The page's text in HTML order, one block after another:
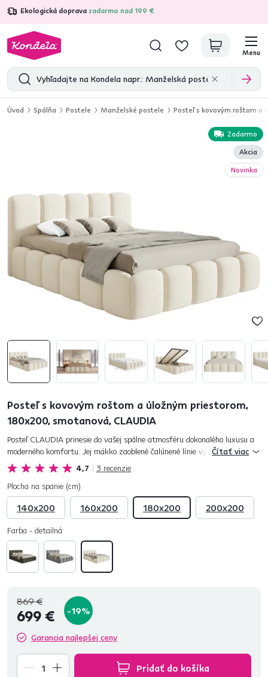
Ekologická doprava zadarmo nad 199 €
4,7 31 285overených produktových recenzií
Menu
Úvod Spálňa Postele Manželské postele Posteľ s kovovým roštom a
Zadarmo
Akcia
Novinka
Posteľ s kovovým roštom a úložným priestorom,
180x200, smotanová, CLAUDIA
4,7 3 recenzie
Posteľ CLAUDIA prinesie do vašej spálne atmosféru dokonalého luxusu a
moderného komfortu. Jej mäkko zaoblené čalúnené línie vytvárajú dojem
nadýchaného objatia a zároveň pôsobia mimoriadne sofist...
Čítať viac
Plocha na spanie (cm)
140x200 160x200 180x200 200x200
Farba - detailná
869 €
699 € -19%
Garancia najlepšej ceny
Pridať do košíka